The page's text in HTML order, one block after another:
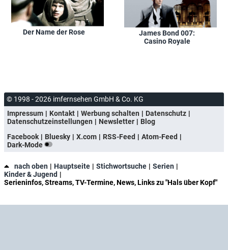
Der Name der Rose
James Bond 007:
Casino Royale
© 1998 - 2026 imfernsehen GmbH & Co. KG
Impressum
Kontakt Werbung schalten
Datenschutz
Datenschutzeinstellungen
Newsletter
Blog
Facebook
Bluesky X.com RSS-Feed
Atom-Feed
Dark-Mode
nach oben Hauptseite Stichwortsuche
Serien
Kinder & Jugend
Serieninfos, Streams, TV-Termine, News, Links zu "Hals über Kopf"